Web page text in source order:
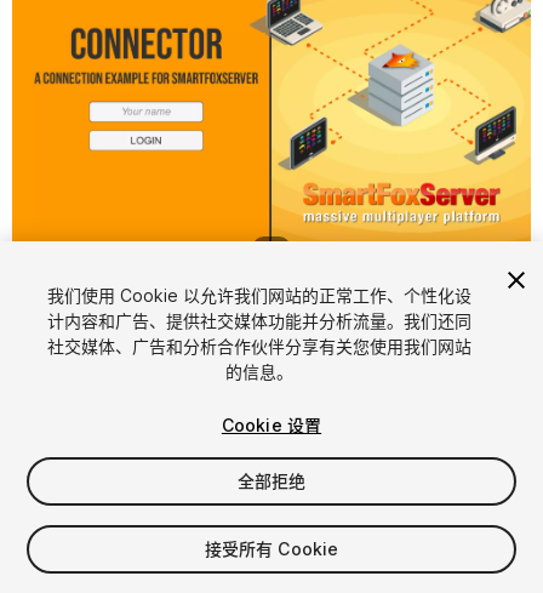
FREE
添加至我的资源
我们使用 Cookie 以允许我们网站的正常工作、个性化设
计内容和广告、提供社交媒体功能并分析流量。我们还同
社交媒体、广告和分析合作伙伴分享有关您使用我们网站
的信息。
Cookie 设置
全部拒绝
接受所有 Cookie